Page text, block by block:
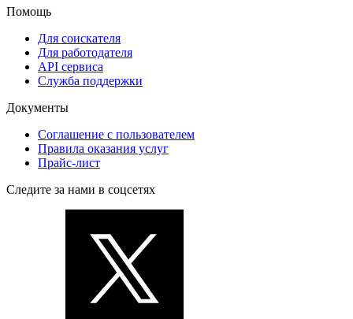
Помощь
Для соискателя
Для работодателя
API сервиса
Служба поддержки
Документы
Соглашение с пользователем
Правила оказания услуг
Прайс-лист
Следите за нами в соцсетях